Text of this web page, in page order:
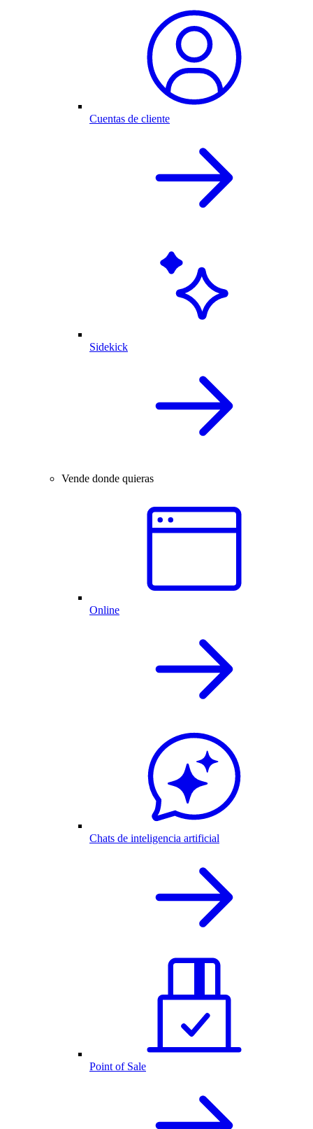
Cuentas de cliente
Sidekick
Vende donde quieras
Online
Chats de inteligencia artificial
Point of Sale